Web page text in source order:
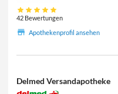
42 Bewertungen
Apothekenprofil ansehen
Delmed Versandapotheke